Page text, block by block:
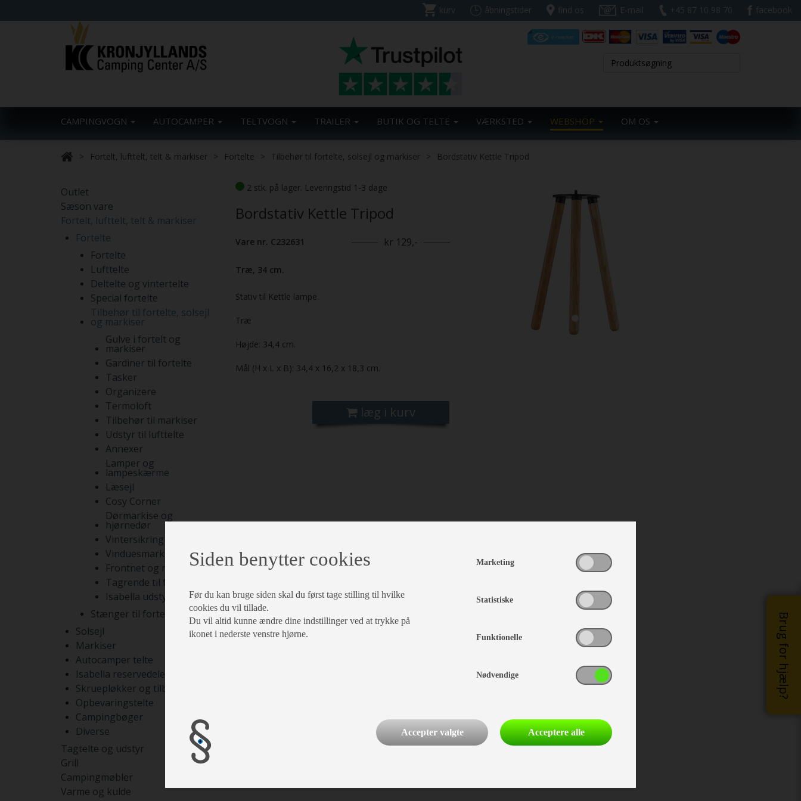
kurv åbningstider find os E-mail +45 87 10 98 70 facebook
CAMPINGVOGN AUTOCAMPER TELTVOGN TRAILER BUTIK OG TELTE VÆRKSTED WEBSHOP OM OS
Brug for hjælp?
Fortelt, lufttelt, telt & markiser Fortelte Tilbehør til fortelte, solsejl og markiser Bordstativ Kettle Tripod
Outlet
Sæson vare
Fortelt, lufttelt, telt & markiser
Fortelte
Fortelte
Lufttelte
Deltelte og vintertelte
Special fortelte
Tilbehør til fortelte, solsejl
og markiser
Gulve i fortelt og
markiser
Gardiner til fortelte
Tasker
Organizere
Termoloft
Tilbehør til markiser
Udstyr til lufttelte
Annexer
Lamper og
lampeskærme
Læsejl
Cosy Corner
Dørmarkise og
hjørnedør
Vintersikring
Vinduesmarkiser
Frontnet og rumdelere
Tagrende til fortelte
Isabella udstyr
Stænger til fortelte
Solsejl
Markiser
Autocamper telte
Isabella reservedele
Skruepløkker og tilbehør
Opbevaringstelte
Campingbøger
Diverse
Tagtelte og udstyr
Grill
Campingmøbler
Varme og kulde
2 stk. på lager. Leveringstid 1-3 dage
Bordstativ Kettle Tripod
Vare nr. C232631 kr 129,-
Træ, 34 cm.
Stativ til Kettle lampe
Træ
Højde: 34,4 cm.
Mål (H x L x B): 34,4 x 16,2 x 18,3 cm.
læg i kurv
Siden benytter cookies
Før du kan bruge siden skal du først tage stilling til hvilke
cookies du vil tillade.
Du vil altid kunne ændre dine indstillinger ved at trykke på
ikonet i nederste venstre hjørne.
Marketing
Statistiske
Funktionelle
Nødvendige
Accepter valgte Acceptere alle